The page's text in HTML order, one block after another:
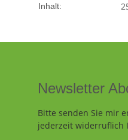
Inhalt:
Newsletter
Bitte senden Sie mir
jederzeit widerruflich